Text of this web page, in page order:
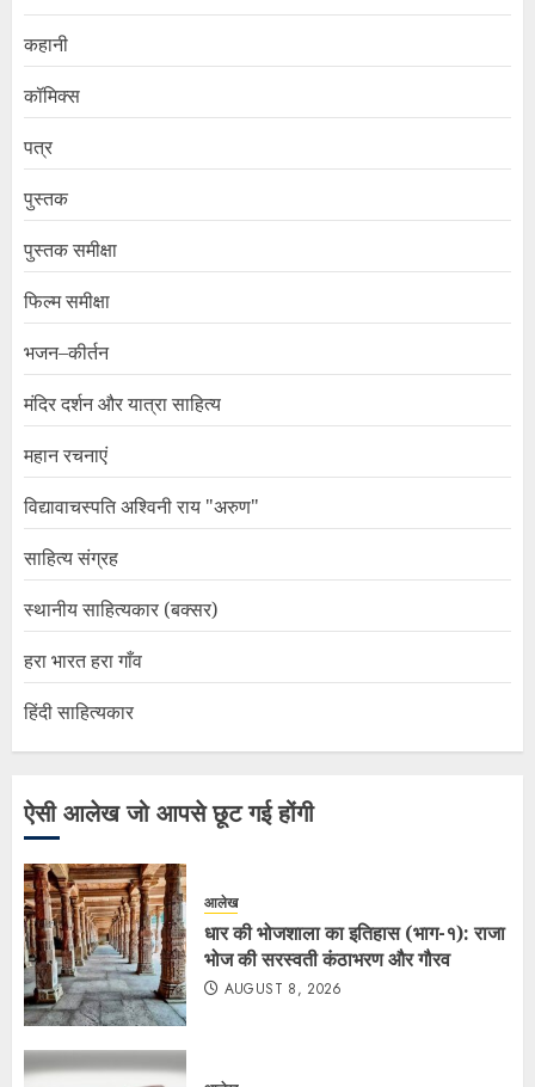
कहानी
कॉमिक्स
पत्र
पुस्तक
पुस्तक समीक्षा
फिल्म समीक्षा
भजन–कीर्तन
मंदिर दर्शन और यात्रा साहित्य
महान रचनाएं
विद्यावाचस्पति अश्विनी राय "अरुण"
साहित्य संग्रह
स्थानीय साहित्यकार (बक्सर)
हरा भारत हरा गाँव
हिंदी साहित्यकार
ऐसी आलेख जो आपसे छूट गई होंगी
आलेख
धार की भोजशाला का इतिहास (भाग-१): राजा
भोज की सरस्वती कंठाभरण और गौरव
AUGUST 8, 2026